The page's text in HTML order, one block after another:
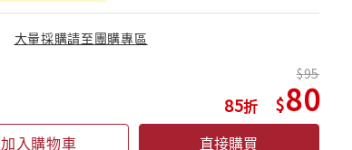
大量採購請至團購專區
85
95
80
加入購物車 直接購買